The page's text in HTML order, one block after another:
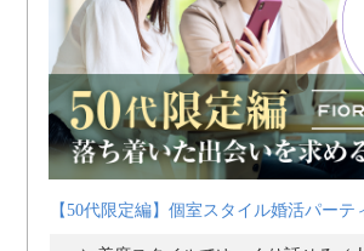
【50代限定編】個室スタイル婚活パーテ